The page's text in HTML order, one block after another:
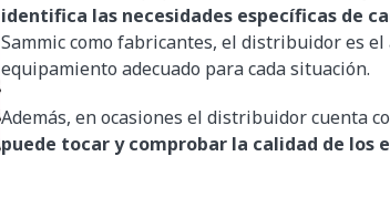
identifica las necesidades específicas de
Sammic como fabricantes, el distribuidor es
equipamiento adecuado para cada situación.
Además, en ocasiones el distribuidor cuenta
puede tocar y comprobar la calidad de los